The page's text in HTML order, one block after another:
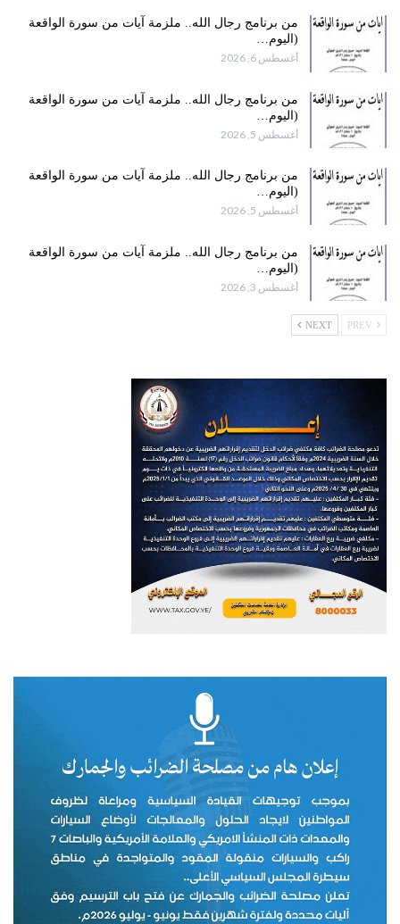
من برنامج رجال الله.. ملزمة آيات من سورة الواقعة
(اليوم…
أغسطس 6, 2026
من برنامج رجال الله.. ملزمة آيات من سورة الواقعة
(اليوم…
أغسطس 5, 2026
من برنامج رجال الله.. ملزمة آيات من سورة الواقعة
(اليوم…
أغسطس 5, 2026
من برنامج رجال الله.. ملزمة آيات من سورة الواقعة
(اليوم…
أغسطس 3, 2026
NEXT